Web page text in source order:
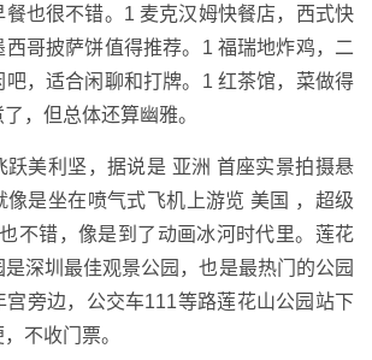
也很不错。1 麦克汉姆快餐店，西式快
西哥披萨饼值得推荐。1 福瑞地炸鸡，二
，适合闲聊和打牌。1 红茶馆，菜做得
，但总体还算幽雅。
跃美利坚，据说是 亚洲 首座实景拍摄悬
像是坐在喷气式飞机上游览 美国 ，超级
不错，像是到了动画冰河时代里。莲花
深圳最佳观景公园，也是最热门的公园
宫旁边，公交车111等路莲花山公园站下
不收门票。